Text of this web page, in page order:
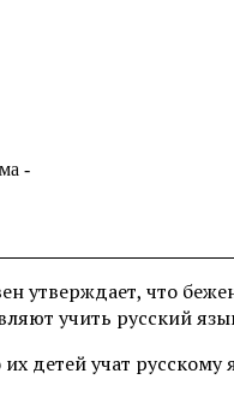
-
утверждает, что
учить русский
детей учат русскому